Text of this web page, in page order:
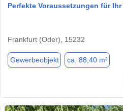
Perfekte Voraussetzungen für
Frankfurt (Oder), 15232
Gewerbeobjekt ca. 88,40 m²